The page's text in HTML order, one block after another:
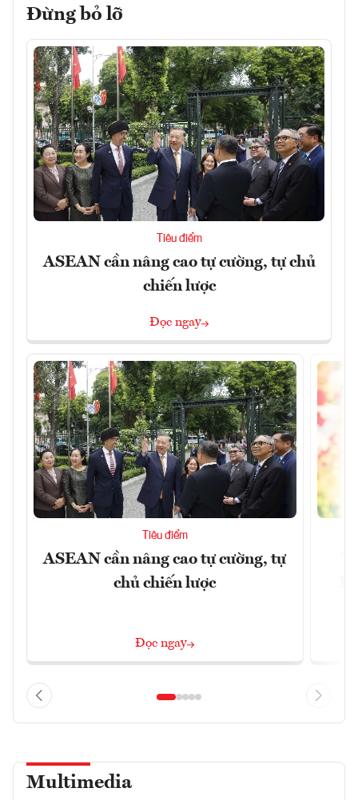
Đừng bỏ lỡ
Tiêu điểm
ASEAN cần nâng cao tự cường, tự chủ
chiến lược
Đọc ngay
Tiêu điểm
ASEAN cần nâng cao tự cường, tự
chủ chiến lược
Đọc ngay
Multimedia